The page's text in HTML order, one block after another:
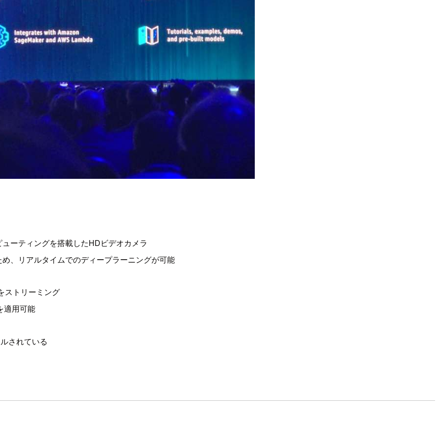
ーティングを搭載したHDビデオカメラ
、リアルタイムでのディープラーニングが可能
ストリーミング
適用可能
されている